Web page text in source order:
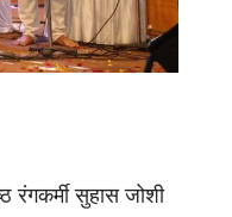
रंगकर्मी सुहास जोशी